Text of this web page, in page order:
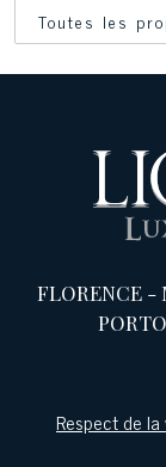
FLORENCE -
Respect de